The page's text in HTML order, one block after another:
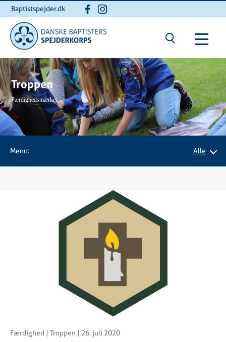
Baptistspejder.dk
Du er her:
Troppen
Færdighedsmærker
Menu: Alle
Færdighed Troppen | 26. juli 2020